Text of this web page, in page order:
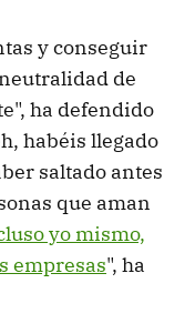
y conseguir
de
ha defendido
habéis llegado
saltado antes
que aman
yo mismo,
empresas", ha